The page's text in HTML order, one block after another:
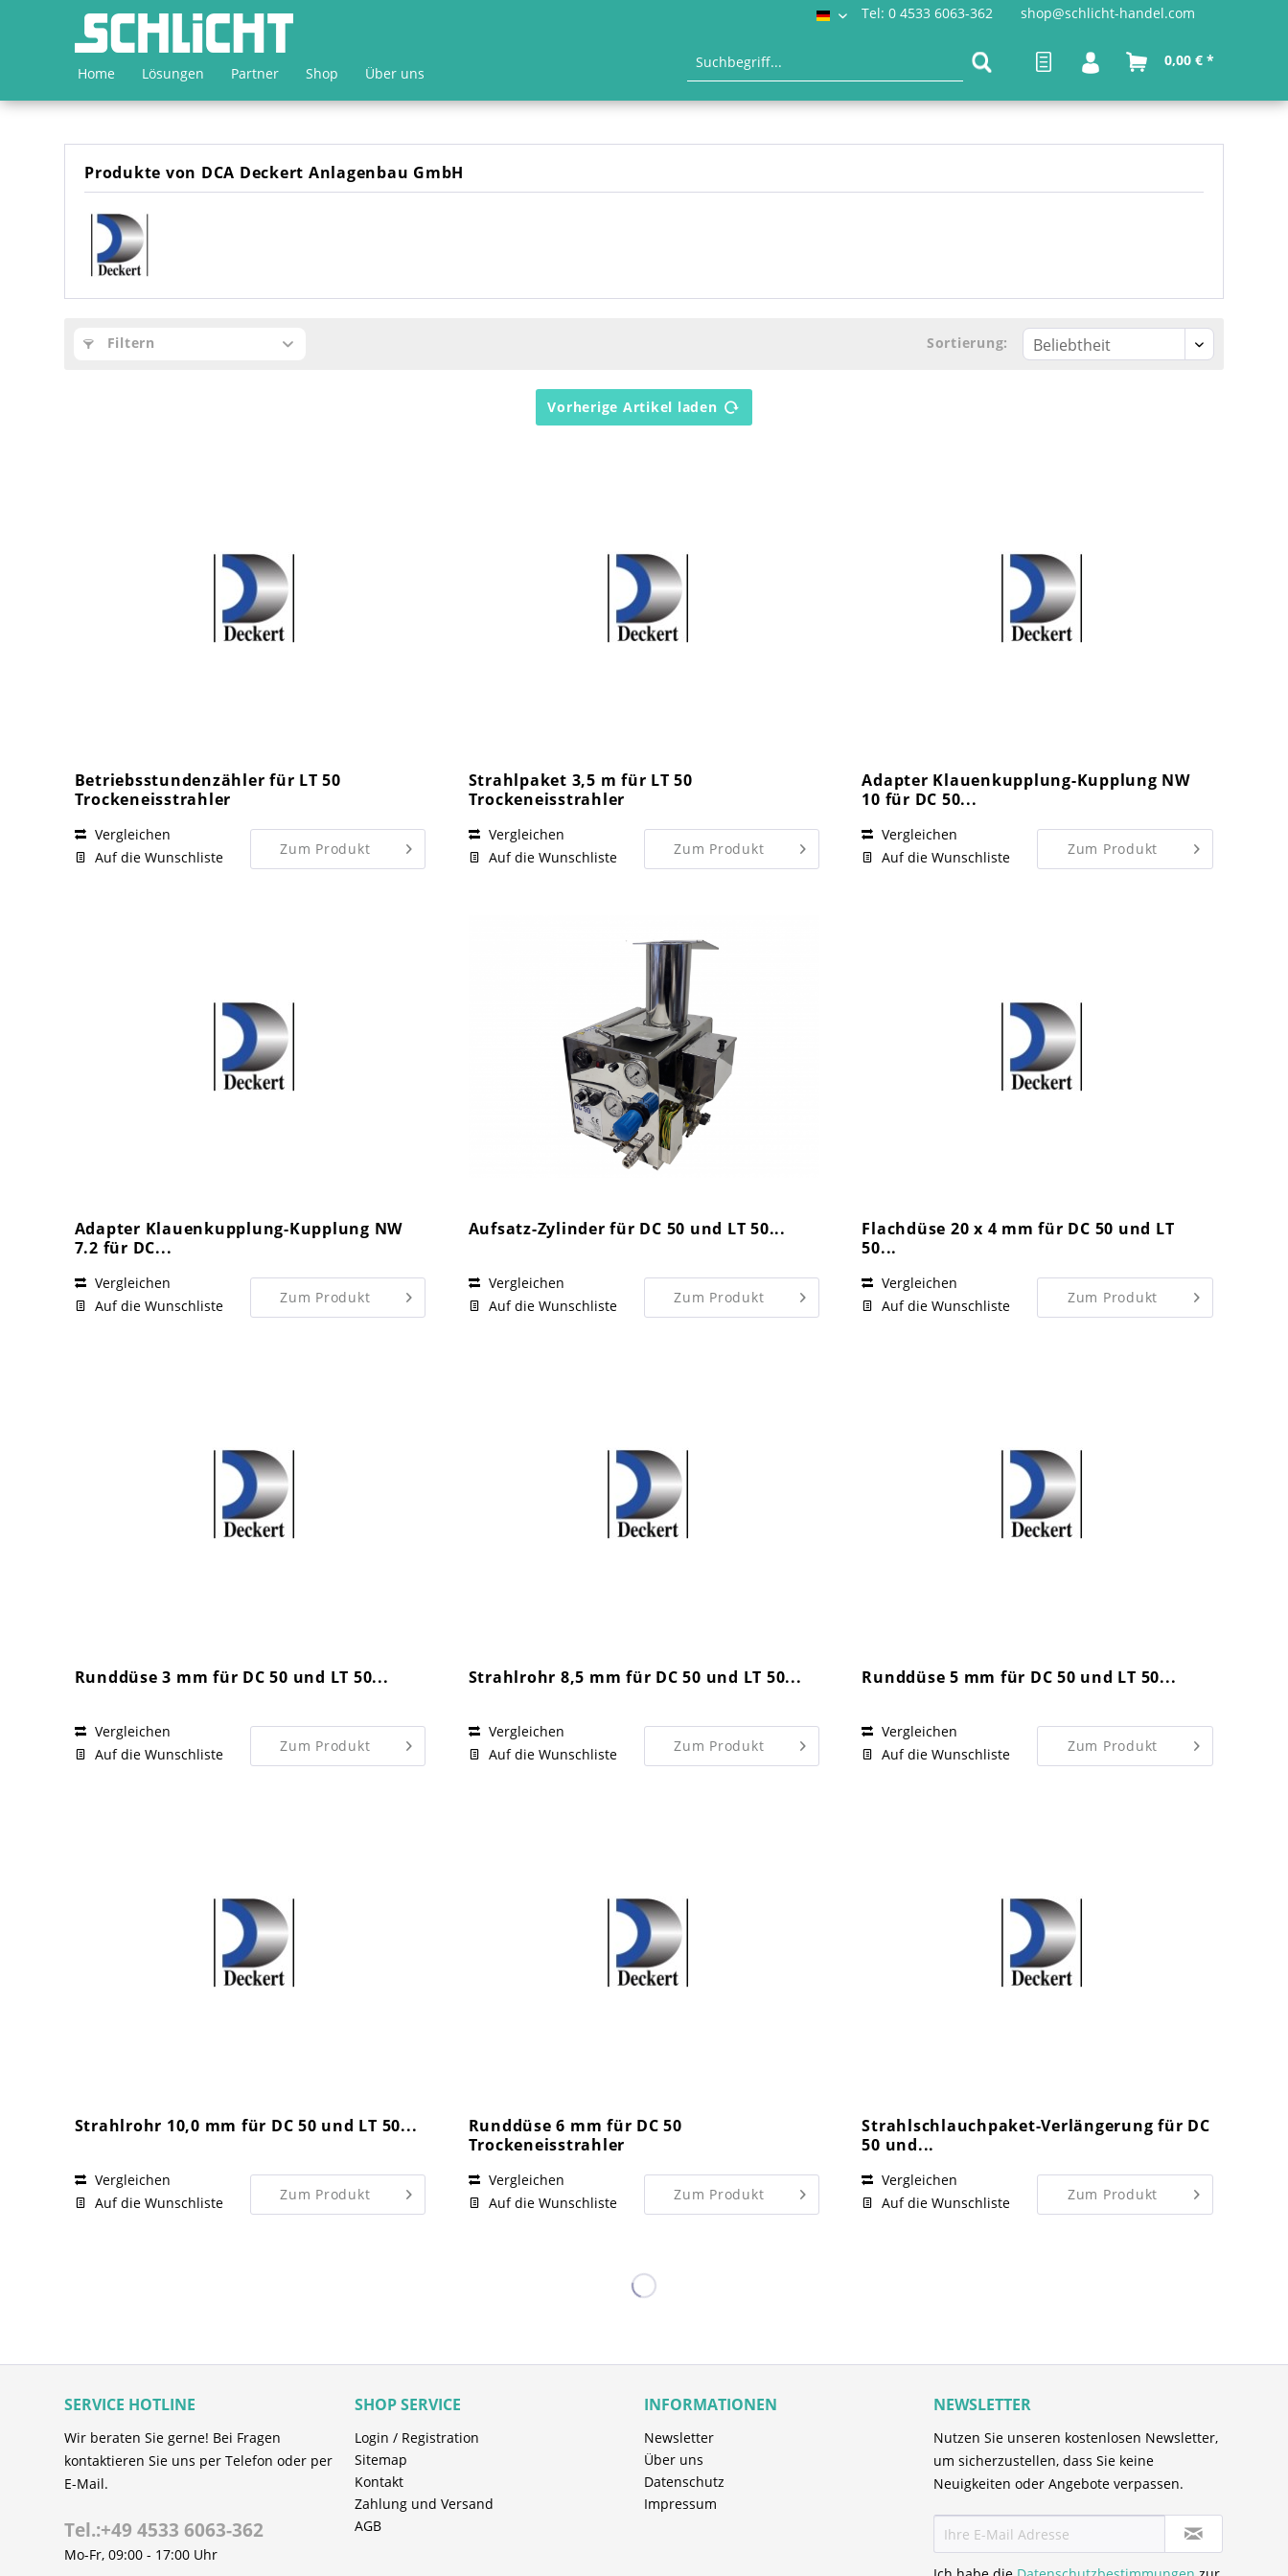
DE Tel: 0 4533 6063-362 shop@schlicht-handel.com
0,00 € *
Home Lösungen Partner Shop Über uns
Produkte von DCA Deckert Anlagenbau GmbH
Filtern Sortierung:
Vorherige Artikel laden
Betriebsstundenzähler für LT 50
Trockeneisstrahler
Zum Produkt
Vergleichen
Auf die Wunschliste
Strahlpaket 3,5 m für LT 50
Trockeneisstrahler
Zum Produkt
Vergleichen
Auf die Wunschliste
Adapter Klauenkupplung-Kupplung NW
10 für DC 50...
Zum Produkt
Vergleichen
Auf die Wunschliste
Adapter Klauenkupplung-Kupplung NW
7.2 für DC...
Zum Produkt
Vergleichen
Auf die Wunschliste
Aufsatz-Zylinder für DC 50 und LT 50...
Zum Produkt
Vergleichen
Auf die Wunschliste
Flachdüse 20 x 4 mm für DC 50 und LT
50...
Zum Produkt
Vergleichen
Auf die Wunschliste
Runddüse 3 mm für DC 50 und LT 50...
Zum Produkt
Vergleichen
Auf die Wunschliste
Strahlrohr 8,5 mm für DC 50 und LT 50...
Zum Produkt
Vergleichen
Auf die Wunschliste
Runddüse 5 mm für DC 50 und LT 50...
Zum Produkt
Vergleichen
Auf die Wunschliste
Strahlrohr 10,0 mm für DC 50 und LT 50...
Zum Produkt
Vergleichen
Auf die Wunschliste
Runddüse 6 mm für DC 50
Trockeneisstrahler
Zum Produkt
Vergleichen
Auf die Wunschliste
Strahlschlauchpaket-Verlängerung für DC
50 und...
Zum Produkt
Vergleichen
Auf die Wunschliste
SERVICE HOTLINE
Wir beraten Sie gerne! Bei Fragen
kontaktieren Sie uns per Telefon oder per
E-Mail.
Tel.:+49 4533 6063-362
Mo-Fr, 09:00 - 17:00 Uhr
SHOP SERVICE
Login / Registration
Sitemap
Kontakt
Zahlung und Versand
AGB
INFORMATIONEN
Newsletter
Über uns
Datenschutz
Impressum
NEWSLETTER
Nutzen Sie unseren kostenlosen Newsletter,
um sicherzustellen, dass Sie keine
Neuigkeiten oder Angebote verpassen.